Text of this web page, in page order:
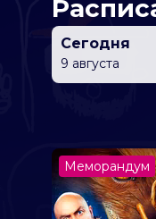
Сегодня
9 августа
Меморандум